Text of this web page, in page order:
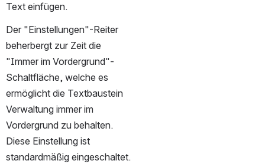
Text einfügen.
Der "Einstellungen"-Reiter
beherbergt zur Zeit die
"Immer im Vordergrund"-
Schaltfläche, welche es
ermöglicht die Textbaustein
Verwaltung immer im
Vordergrund zu behalten.
Diese Einstellung ist
standardmäßig eingeschaltet.